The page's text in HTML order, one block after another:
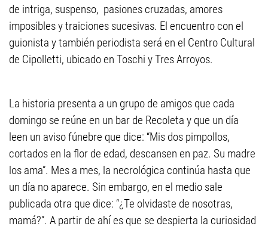
de intriga, suspenso, pasiones cruzadas, amores
imposibles y traiciones sucesivas. El encuentro con el
guionista y también periodista será en el Centro Cultural
de Cipolletti, ubicado en Toschi y Tres Arroyos.
La historia presenta a un grupo de amigos que cada
domingo se reúne en un bar de Recoleta y que un día
leen un aviso fúnebre que dice: “Mis dos pimpollos,
cortados en la flor de edad, descansen en paz. Su madre
los ama”. Mes a mes, la necrológica continúa hasta que
un día no aparece. Sin embargo, en el medio sale
publicada otra que dice: “¿Te olvidaste de nosotras,
mamá?”. A partir de ahí es que se despierta la curiosidad